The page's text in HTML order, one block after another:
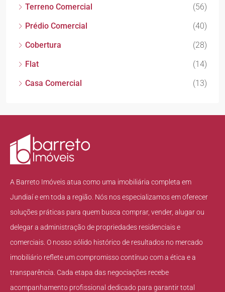
Terreno Comercial
(56)
Prédio Comercial
(40)
Cobertura
(28)
Flat
(14)
Casa Comercial
(13)
A Barreto Imóveis atua como uma imobiliária completa em
Jundiaí e em toda a região. Nós nos especializamos em oferecer
soluções práticas para quem busca comprar, vender, alugar ou
delegar a administração de propriedades residenciais e
comerciais. O nosso sólido histórico de resultados no mercado
imobiliário reflete um compromisso contínuo com a ética e a
transparência. Cada etapa das negociações recebe
acompanhamento profissional dedicado para garantir total